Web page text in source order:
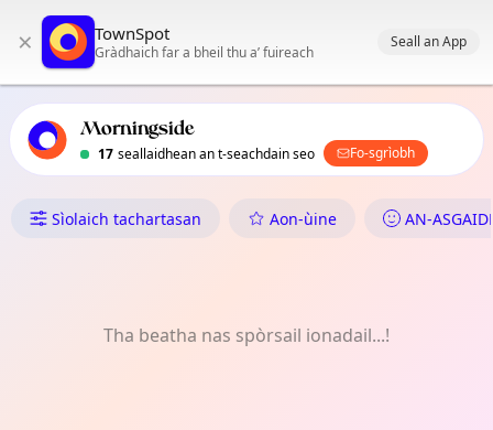
stiùireadh TownSpot
tachartasan ionadail TownSpot
× TownSpot
Gràdhaich far a bheil thu a’ fuireach
Seall an App
Morningside
17 seallaidhean an t-seachdain seo Fo-sgrìobh
Dè tha Dol ann an
Sìolaich tachartasan Aon-ùine AN-
Tha beatha nas spòrsail ionadail...!